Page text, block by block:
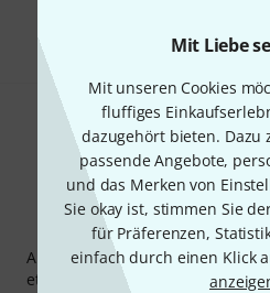
Mit Liebe
Mit unseren Cookies
fluffiges
dazugehört bieten. Dazu
passende Angebote,
und das Merken von
Sie okay ist, stimmen Sie
für Präferenzen,
einfach durch einen Klick
Thomann
Abonniere den Thomann
etwas Glück einen von
50